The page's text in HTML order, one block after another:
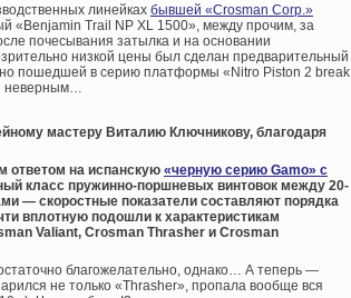
линейках бывшей «Crosman Corp.»
«Benjamin Trail NP XL 1500», между прочим, за
почесывания затылка и на основании
низкой цены был сделан предварительный
пошедшей в серию платформы «Nitro Piston 2 break
неверным…
мастеру Виталию Ключникову, благодаря
ответом на испанскую «черную серию Gamo» с
класс пружинно-поршневых винтовок между 20-
— скоростные показатели составляют порядка
вплотную подошли к характеристикам
Valiant, Crosman Thrasher и Crosman
благожелательно, однако… А теперь —
не только «Thrasher», пропала вообще вся